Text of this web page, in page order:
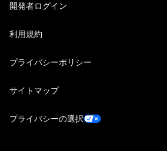
開発者ログイン
利用規約
プライバシーポリシー
サイトマップ
プライバシーの選択